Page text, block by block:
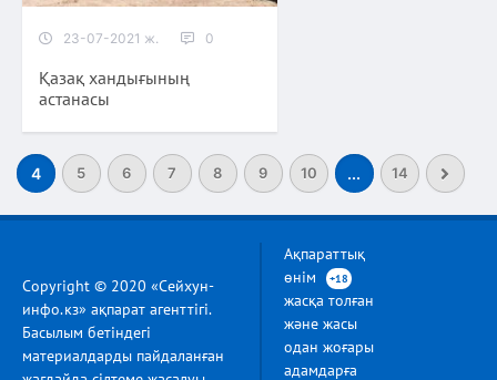
23-07-2021 ж. 0
Қазақ хандығының
астанасы
4 5 6 7 8 9 10 ... 14
Copyright © 2020 «Сейхун-
инфо.кз» ақпарат агенттігі.
Басылым бетіндегі
материалдарды пайдаланған
Ақпараттық
өнім
+18
жасқа толған
және жасы
одан жоғары
адамдарға